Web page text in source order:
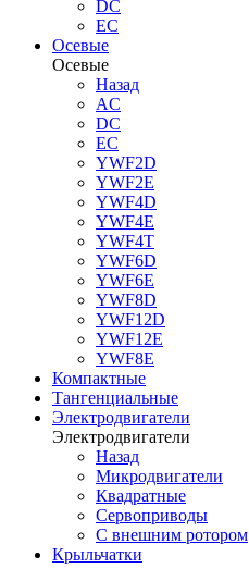
DC
EC
Осевые
Осевые
Назад
AC
DC
EC
YWF2D
YWF2E
YWF4D
YWF4E
YWF4T
YWF6D
YWF6E
YWF8D
YWF12D
YWF12E
YWF8E
Компактные
Тангенциальные
Электродвигатели
Электродвигатели
Назад
Микродвигатели
Квадратные
Сервоприводы
С внешним ротором
Крыльчатки